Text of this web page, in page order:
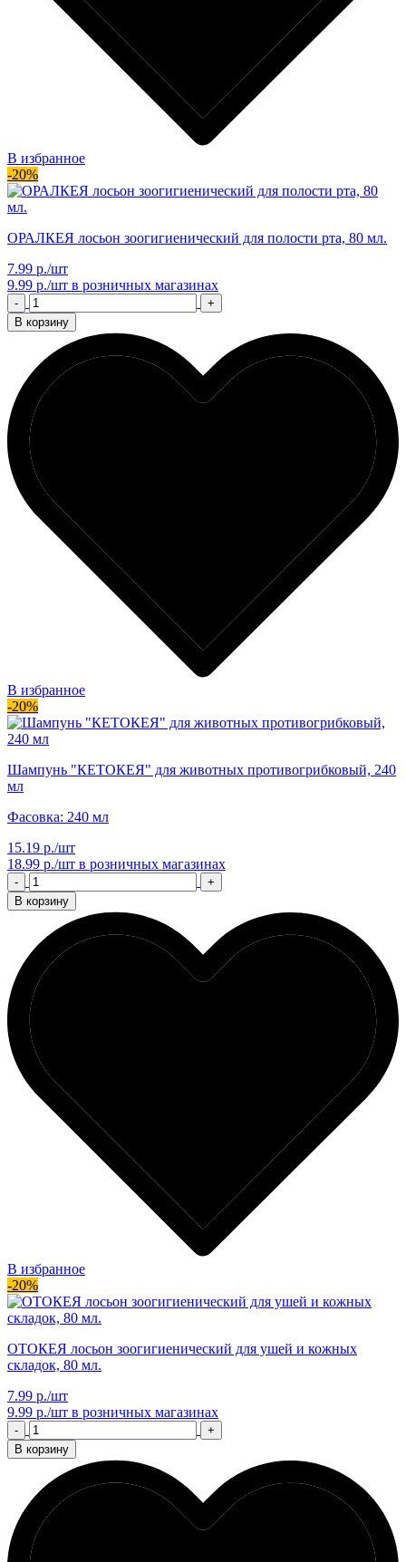
В избранное
-20%
ОРАЛКЕЯ лосьон зоогигиенический для полости рта, 80 мл.
7.99 р./шт
9.99 р./шт в розничных магазинах
-
+
В корзину
В избранное
-20%
Шампунь "КЕТОКЕЯ" для животных противогрибковый, 240
мл
Фасовка: 240 мл
15.19 р./шт
18.99 р./шт в розничных магазинах
-
+
В корзину
В избранное
-20%
ОТОКЕЯ лосьон зоогигиенический для ушей и кожных
складок, 80 мл.
7.99 р./шт
9.99 р./шт в розничных магазинах
-
+
В корзину